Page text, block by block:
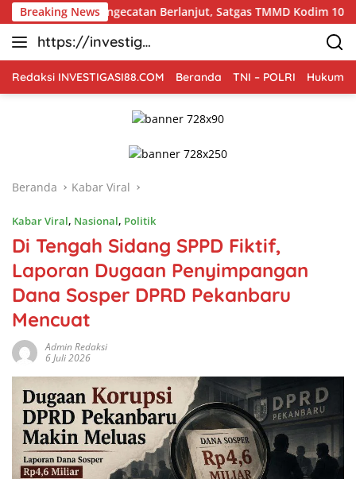
Langsung
ke
konten
Breaking News
Pengecatan Berlanjut, Satgas TMMD Kodim 1002/HST
https://investiga
si88.com
Redaksi INVESTIGASI88.COM Beranda TNI – POLRI Hukum
Beranda Kabar Viral
Kabar Viral, Nasional, Politik
Di Tengah Sidang SPPD Fiktif,
Laporan Dugaan Penyimpangan
Dana Sosper DPRD Pekanbaru
Mencuat
Admin Redaksi
6 Juli 2026